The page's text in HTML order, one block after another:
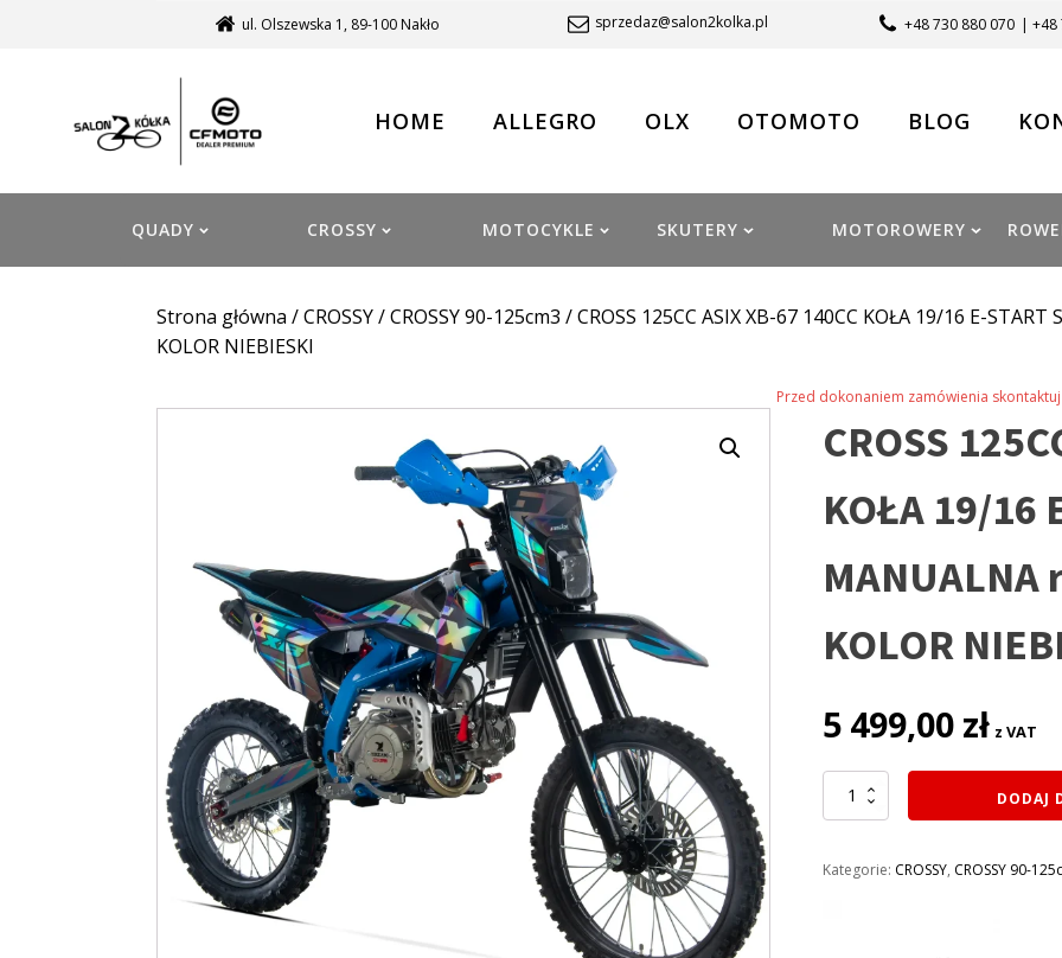
ul. Olszewska 1, 89-100 Nakło sprzedaz@salon2kolka.pl +48 730 880 070 | +48
HOME ALLEGRO OLX OTOMOTO BLOG
QUADY CROSSY MOTOCYKLE SKUTERY MOTOROWERY
Strona główna /CROSSY/CROSSY 90-125cm3 / CROSS 125CC ASIX XB-67 140CC KOŁA 19/16 E-
KOLOR NIEBIESKI
Przed dokonaniem zamówienia
CROSS
KOŁA 19/16
KOLOR
5 499,00 zł z VAT
ilość
CROSS
XB-
DODAJ
Kategorie: CROSSY, CROSSY 90-